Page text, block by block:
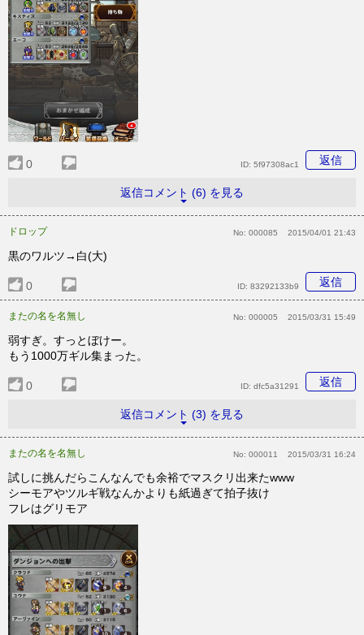
0 返信
ID: 5f97308ac1
返信コメント (6) を見る
ドロップ No: 000085 2015/04/01 21:43
黒のワルツ→白(大)
0 返信
ID: 83292133b9
またの名を名無し No: 000005 2015/03/31 15:49
弱すぎ。すっとぼけー。
もう1000万ギル集まった。
0 返信
ID: dfc5a31291
返信コメント (3) を見る
またの名を名無し No: 000011 2015/03/31 16:24
試しに挑んだらこんなんでも余裕でマスクリ出来たwww
シーモアやツルギ戦なんかよりも紙過ぎて拍子抜け
フレはグリモア